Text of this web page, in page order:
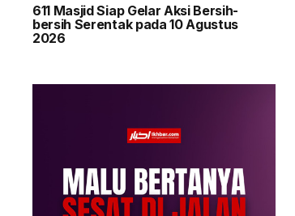
611 Masjid Siap Gelar Aksi Bersih-
bersih Serentak pada 10 Agustus
2026